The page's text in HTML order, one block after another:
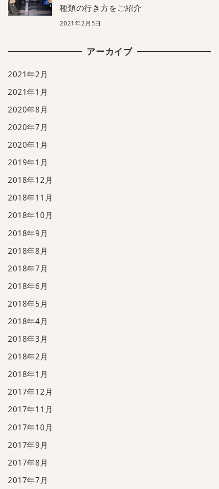
種類の行き方をご紹介
2021年2月5日
アーカイブ
2021年2月
2021年1月
2020年8月
2020年7月
2020年1月
2019年1月
2018年12月
2018年11月
2018年10月
2018年9月
2018年8月
2018年7月
2018年6月
2018年5月
2018年4月
2018年3月
2018年2月
2018年1月
2017年12月
2017年11月
2017年10月
2017年9月
2017年8月
2017年7月